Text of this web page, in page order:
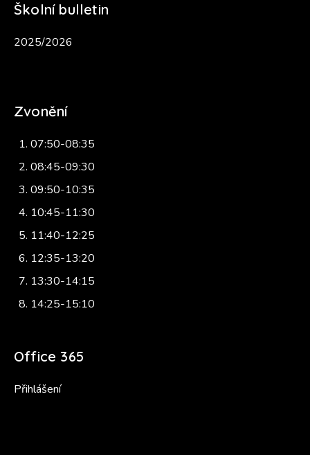
Školní bulletin
2025/2026
Zvonění
07:50-08:35
08:45-09:30
09:50-10:35
10:45-11:30
11:40-12:25
12:35-13:20
13:30-14:15
14:25-15:10
Office 365
Přihlášení